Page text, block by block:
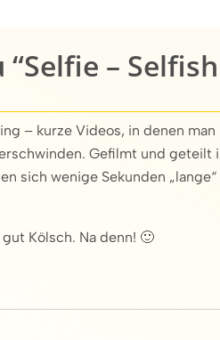
–
– kurze Videos, in denen
Gefilmt und geteilt
sich wenige Sekunden
Kölsch. Na denn! 🙂